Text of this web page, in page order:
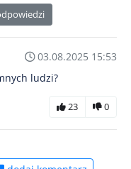
03.08.2025 15:53
ludzi?
23 0